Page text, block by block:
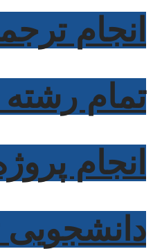
انجام
تمام
انجام
دانشجویی